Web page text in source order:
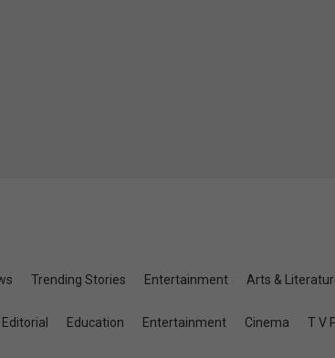
Trending Stories Entertainment Arts &
Editorial Education Entertainment Cinema T V